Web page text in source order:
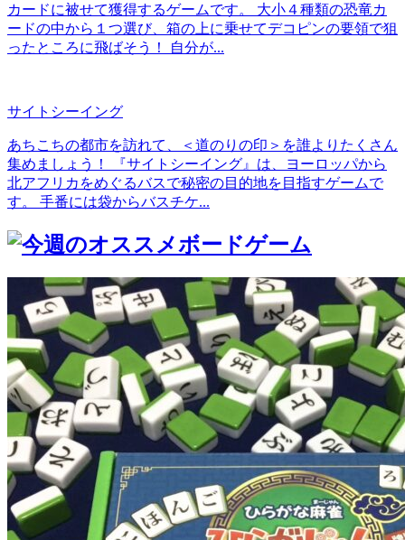
カードに被せて獲得するゲームです。 大小４種類の恐竜カ
ードの中から１つ選び、箱の上に乗せてデコピンの要領で狙
ったところに飛ばそう！ 自分が...
サイトシーイング
あちこちの都市を訪れて、＜道のりの印＞を誰よりたくさん
集めましょう！ 『サイトシーイング』は、ヨーロッパから
北アフリカをめぐるバスで秘密の目的地を目指すゲームで
す。 手番には袋からバスチケ...